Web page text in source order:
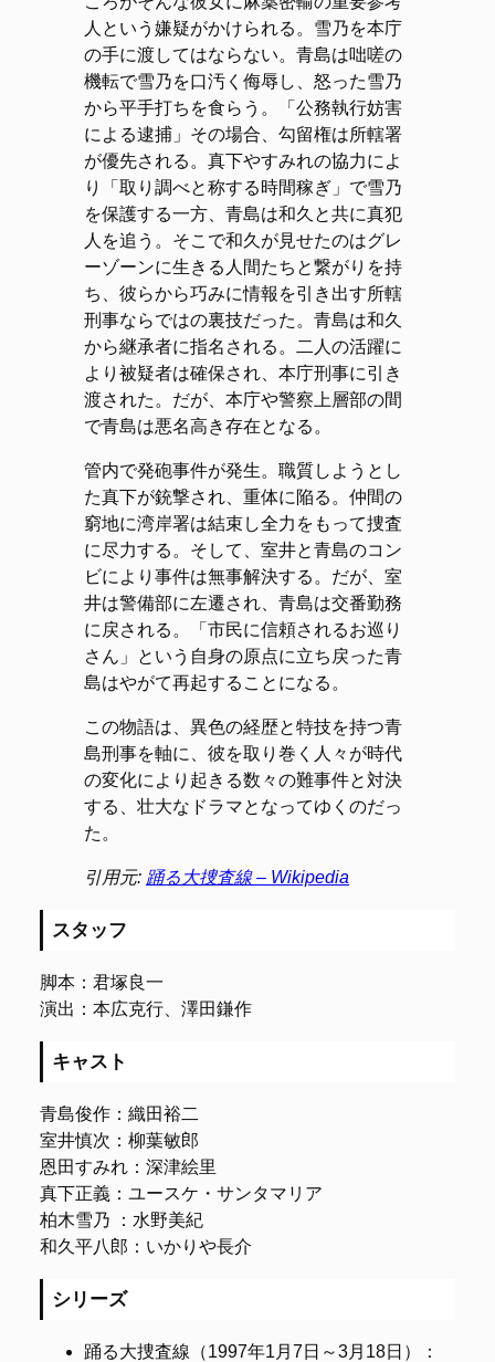
人という嫌疑がかけられる。雪乃を本庁
の手に渡してはならない。青島は咄嗟の
機転で雪乃を口汚く侮辱し、怒った雪乃
から平手打ちを食らう。「公務執行妨害
による逮捕」その場合、勾留権は所轄署
が優先される。真下やすみれの協力によ
り「取り調べと称する時間稼ぎ」で雪乃
を保護する一方、青島は和久と共に真犯
人を追う。そこで和久が見せたのはグレ
ーゾーンに生きる人間たちと繋がりを持
ち、彼らから巧みに情報を引き出す所轄
刑事ならではの裏技だった。青島は和久
から継承者に指名される。二人の活躍に
より被疑者は確保され、本庁刑事に引き
渡された。だが、本庁や警察上層部の間
で青島は悪名高き存在となる。
管内で発砲事件が発生。職質しようとし
た真下が銃撃され、重体に陥る。仲間の
窮地に湾岸署は結束し全力をもって捜査
に尽力する。そして、室井と青島のコン
ビにより事件は無事解決する。だが、室
井は警備部に左遷され、青島は交番勤務
に戻される。「市民に信頼されるお巡り
さん」という自身の原点に立ち戻った青
島はやがて再起することになる。
この物語は、異色の経歴と特技を持つ青
島刑事を軸に、彼を取り巻く人々が時代
の変化により起きる数々の難事件と対決
する、壮大なドラマとなってゆくのだっ
た。
引用元: 踊る大捜査線 – Wikipedia
スタッフ
脚本：君塚良一
演出：本広克行、澤田鎌作
キャスト
青島俊作：織田裕二
室井慎次：柳葉敏郎
恩田すみれ：深津絵里
真下正義：ユースケ・サンタマリア
柏木雪乃 ：水野美紀
和久平八郎：いかりや長介
シリーズ
踊る大捜査線（1997年1月7日～3月18日）：